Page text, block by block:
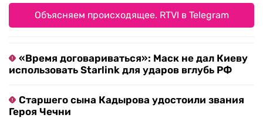
Объясняем происходящее. RTVI в Telegram
«Время договариваться»: Маск не дал Киеву
использовать Starlink для ударов вглубь РФ
Старшего сына Кадырова удостоили звания
Героя Чечни